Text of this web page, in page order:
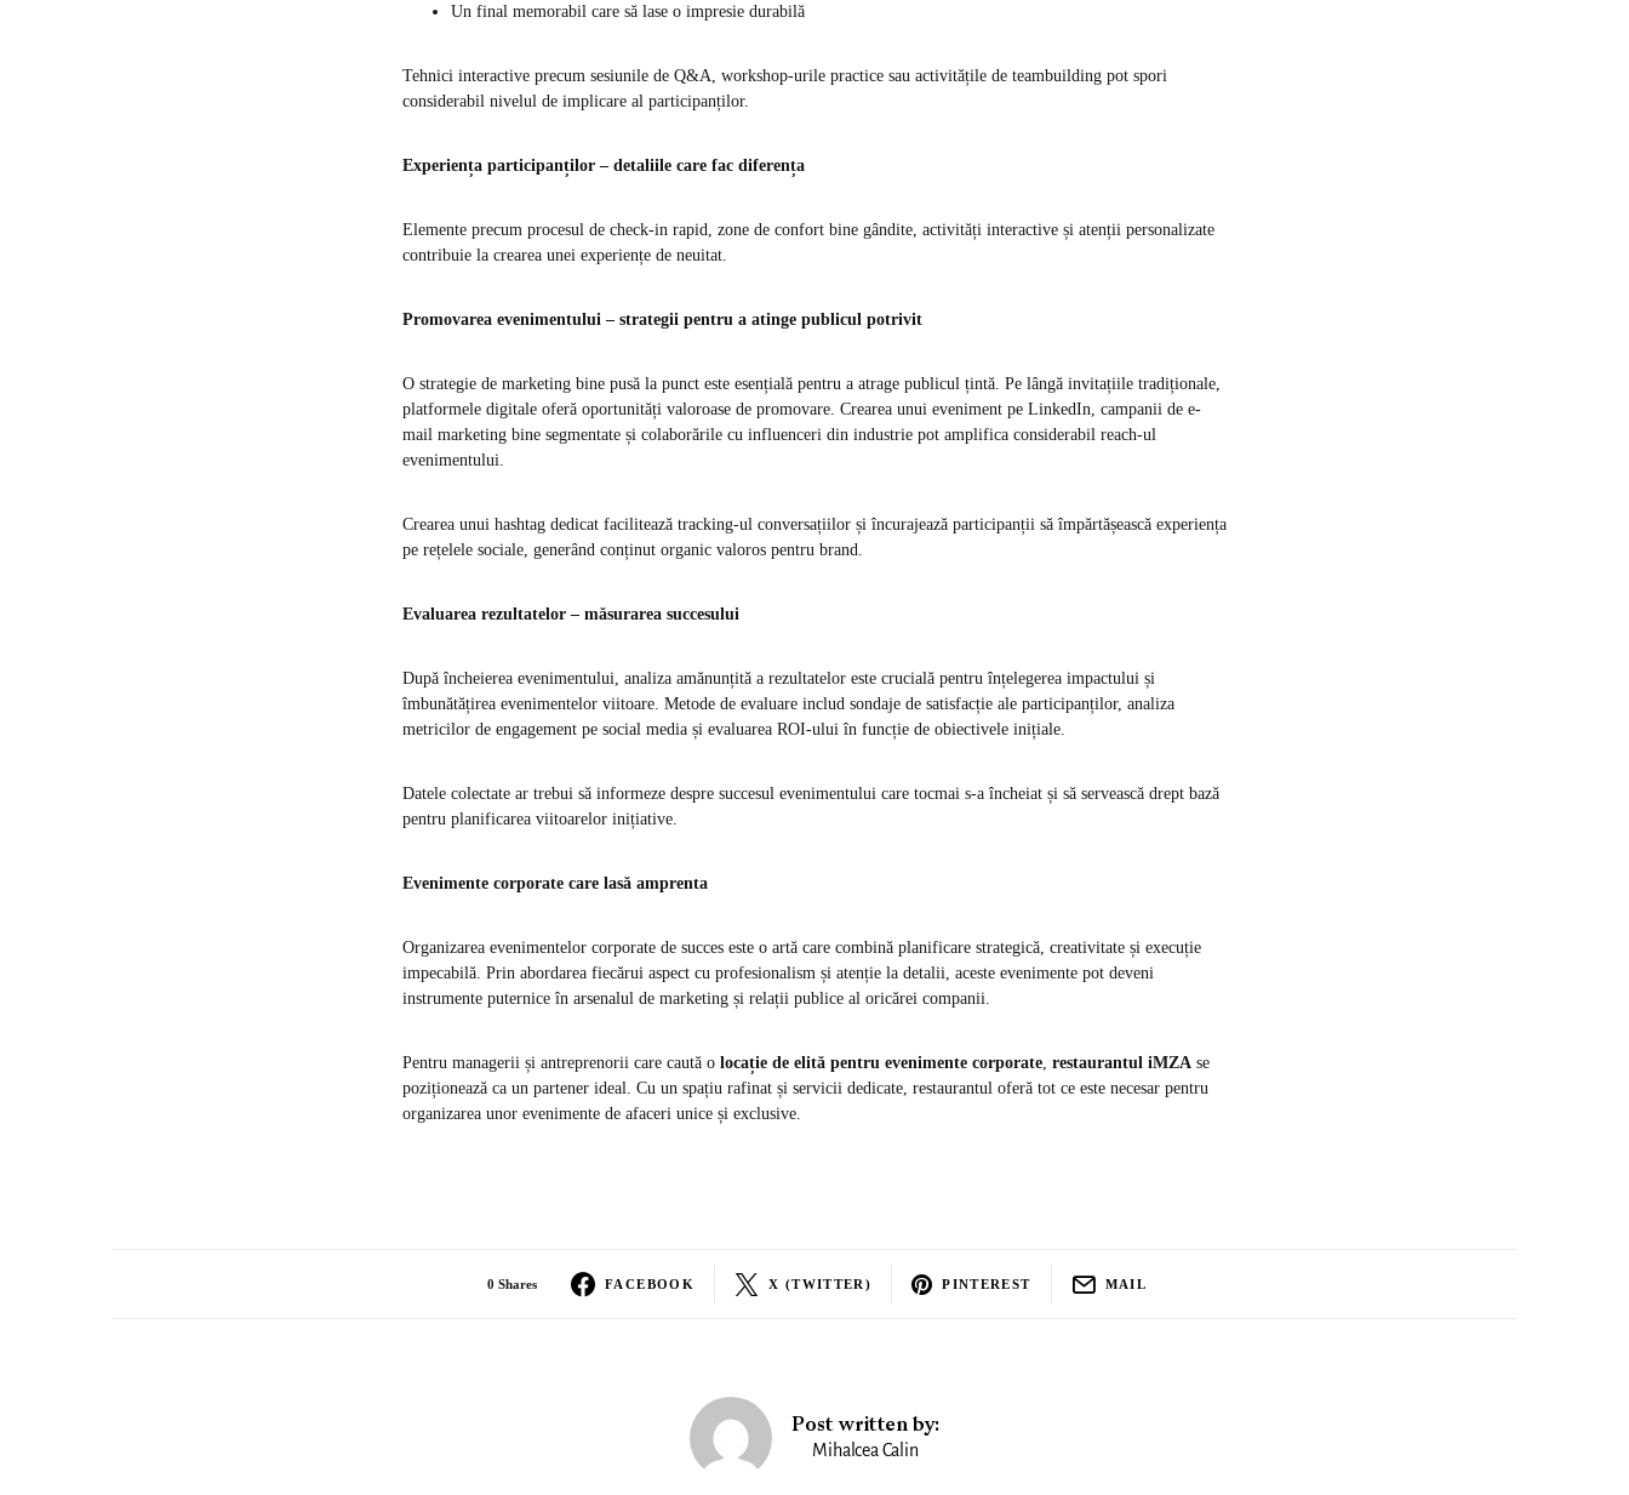
Un final memorabil care să lase o impresie durabilă
Tehnici interactive precum sesiunile de Q&A, workshop-urile practice sau activitățile de teambuilding pot spori
considerabil nivelul de implicare al participanților.
Experiența participanților – detaliile care fac diferența
Elemente precum procesul de check-in rapid, zone de confort bine gândite, activități interactive și atenții personalizate
contribuie la crearea unei experiențe de neuitat.
Promovarea evenimentului – strategii pentru a atinge publicul potrivit
O strategie de marketing bine pusă la punct este esențială pentru a atrage publicul țintă. Pe lângă invitațiile tradiționale,
platformele digitale oferă oportunități valoroase de promovare. Crearea unui eveniment pe LinkedIn, campanii de e-
mail marketing bine segmentate și colaborările cu influenceri din industrie pot amplifica considerabil reach-ul
evenimentului.
Crearea unui hashtag dedicat facilitează tracking-ul conversațiilor și încurajează participanții să împărtășească experiența
pe rețelele sociale, generând conținut organic valoros pentru brand.
Evaluarea rezultatelor – măsurarea succesului
După încheierea evenimentului, analiza amănunțită a rezultatelor este crucială pentru înțelegerea impactului și
îmbunătățirea evenimentelor viitoare. Metode de evaluare includ sondaje de satisfacție ale participanților, analiza
metricilor de engagement pe social media și evaluarea ROI-ului în funcție de obiectivele inițiale.
Datele colectate ar trebui să informeze despre succesul evenimentului care tocmai s-a încheiat și să servească drept bază
pentru planificarea viitoarelor inițiative.
Evenimente corporate care lasă amprenta
Organizarea evenimentelor corporate de succes este o artă care combină planificare strategică, creativitate și execuție
impecabilă. Prin abordarea fiecărui aspect cu profesionalism și atenție la detalii, aceste evenimente pot deveni
instrumente puternice în arsenalul de marketing și relații publice al oricărei companii.
Pentru managerii și antreprenorii care caută o locație de elită pentru evenimente corporate, restaurantul iMZA se
poziționează ca un partener ideal. Cu un spațiu rafinat și servicii dedicate, restaurantul oferă tot ce este necesar pentru
organizarea unor evenimente de afaceri unice și exclusive.
0 Shares FACEBOOK X (TWITTER) PINTEREST MAIL
Post written by:
Mihalcea Calin